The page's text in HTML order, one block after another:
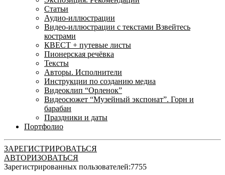
Статьи
Аудио-иллюстрации
Видео-иллюстрации с текстами Взвейтесь
кострами
КВЕСТ + путевые листы
Пионерская речёвка
Тексты
Авторы. Исполнители
Инструкции по созданию медиа
Видеоклип “Орленок”
Видеосюжет “Музейный экспонат”. Горн и
барабан
Праздники и даты
Портфолио
ЗАРЕГИСТРИРОВАТЬСЯ
АВТОРИЗОВАТЬСЯ
Зарегистрированных пользователей:7755